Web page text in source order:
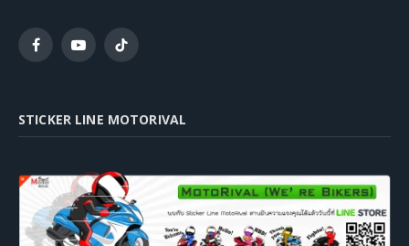
FacebookYouTubeTikTok
STICKER LINE MOTORIVAL